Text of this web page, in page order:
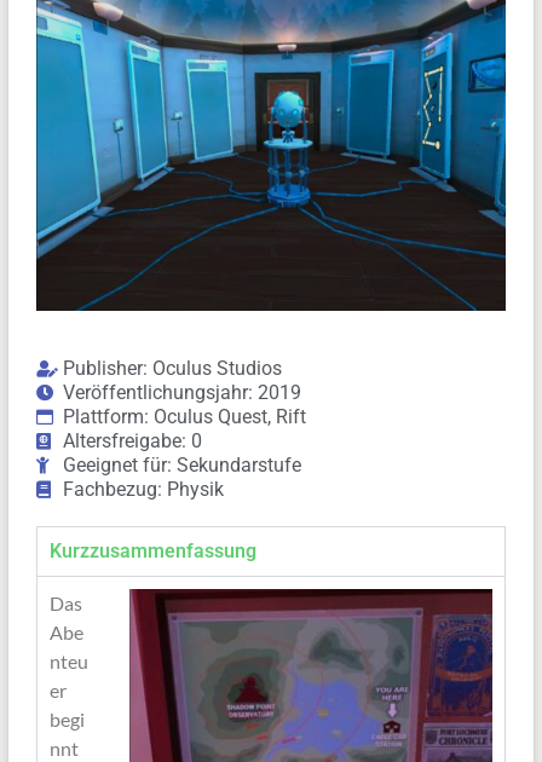
Publisher: Oculus Studios
Veröffentlichungsjahr: 2019
Plattform: Oculus Quest, Rift
Altersfreigabe: 0
Geeignet für: Sekundarstufe
Fachbezug: Physik
Kurzzusammenfassung
Das
Abe
nteu
er
begi
nnt